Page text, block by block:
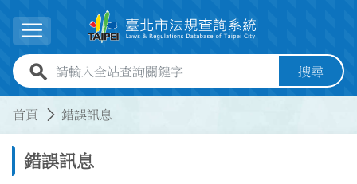
展開選單
全站查詢關鍵字欄位 搜尋
首頁 錯誤訊息
錯誤訊息